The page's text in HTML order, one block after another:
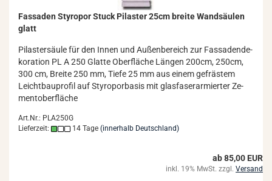
Fas­sa­den Sty­ro­por Stuck Pi­las­ter 25cm brei­te Wand­säu­len
glatt
Pi­las­ter­säu­le für den Innen und Au­ßen­be­reich zur Fas­sa­den­de­
ko­ra­ti­on PL A 250 Glat­te Ober­flä­che Län­gen 200cm, 250cm,
300 cm, Brei­te 250 mm, Tiefe 25 mm aus einem ge­fräs­tem
Leicht­bau­pro­fil auf Sty­ro­por­ba­sis mit glas­fa­ser­ar­mier­ter Ze­
ment­ober­flä­che
Art.Nr.: PLA250G
Lieferzeit:
14 Tage (innerhalb Deutschland)
ab 85,00 EUR
inkl. 19% MwSt. zzgl. Versand